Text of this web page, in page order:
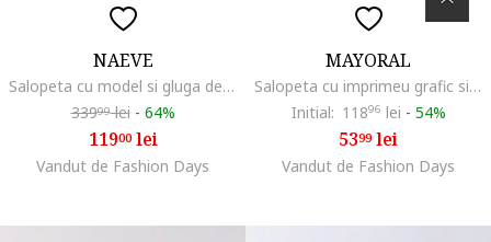
NAEVE
Salopeta cu model si gluga detasabila, Albastru prafuit/Maro nisip
33999lei - 64%
11900lei
Vandut de Fashion Days
MAYORAL
Salopeta cu imprimeu grafic si botosei, Verde/Alb fildes
Initial: 11896 lei - 54%
5399lei
Vandut de Fashion Days